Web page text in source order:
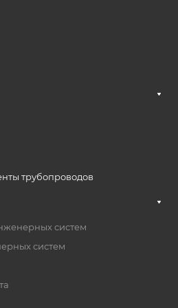
трубопроводов
систем
систем